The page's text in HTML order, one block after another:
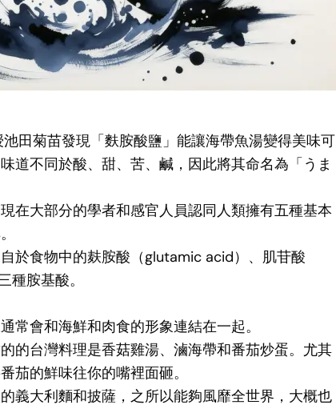
田菊苗發現「麩胺酸鹽」能讓海帶魚湯變得美味可
道不同於酸、甜、苦、鹹，因此將其命名為「うま
在大部分的學者和感官人員認同人類擁有五種基本
於食物中的麸胺酸（glutamic acid）、肌苷酸
種胺基酸。
常會和海鮮和肉食的形象連結在一起。
的台灣料理是香菇雞湯、滷海帶和番茄炒蛋。尤其
茄的鮮味往你的嘴裡面砸。
義大利麵和披薩，之所以能夠風靡全世界，大概也